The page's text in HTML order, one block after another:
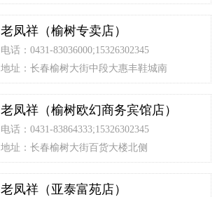
里购物中心北门一楼
老凤祥（榆树专卖店）
电话：0431-83036000;15326302345
地址：长春榆树大街中段大惠丰鞋城南
老凤祥（榆树欧幻商务宾馆店）
电话：0431-83864333;15326302345
地址：长春榆树大街百货大楼北侧
老凤祥（亚泰富苑店）